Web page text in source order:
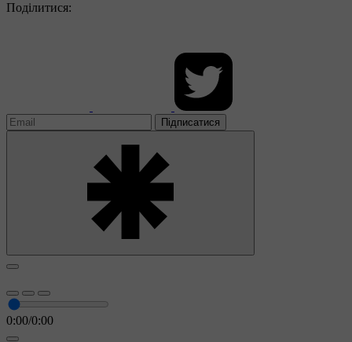
Поділитися:
Підписатися
0:00/0:00